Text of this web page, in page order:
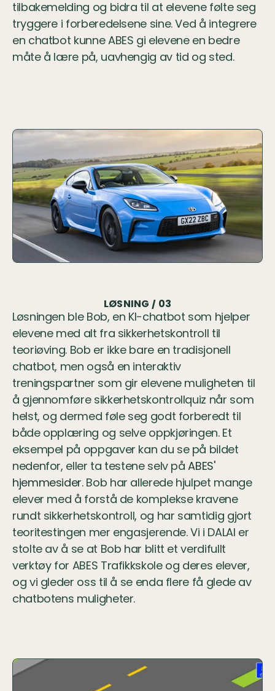
tilbakemelding og bidra til at elevene følte seg
tryggere i forberedelsene sine. Ved å integrere
en chatbot kunne ABES gi elevene en bedre
måte å lære på, uavhengig av tid og sted.
LØSNING / 03
Løsningen ble Bob, en KI-chatbot som hjelper
elevene med alt fra sikkerhetskontroll til
teoriøving. Bob er ikke bare en tradisjonell
chatbot, men også en interaktiv
treningspartner som gir elevene muligheten til
å gjennomføre sikkerhetskontrollquiz når som
helst, og dermed føle seg godt forberedt til
både opplæring og selve oppkjøringen. Et
eksempel på oppgaver kan du se på bildet
nedenfor, eller ta testene selv på ABES'
hjemmesider. Bob har allerede hjulpet mange
elever med å forstå de komplekse kravene
rundt sikkerhetskontroll, og har samtidig gjort
teoritestingen mer engasjerende. Vi i DALAI er
stolte av å se at Bob har blitt et verdifullt
verktøy for ABES Trafikkskole og deres elever,
og vi gleder oss til å se enda flere få glede av
chatbotens muligheter.